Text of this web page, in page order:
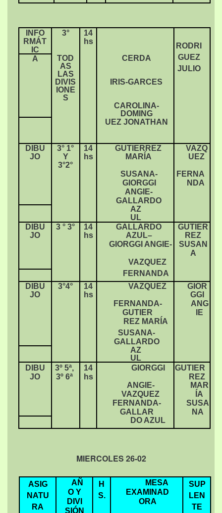
INFO
RMÁT
IC
3°
14
hs
RODRI
GUEZ
JULIO
A
TOD
AS
LAS
CERDA
DIVIS
IONE
S
IRIS-GARCES
CAROLINA-
DOMING
UEZ JONATHAN
DIBU
JO
3° 1°
Y
3°2°
14
hs
GUTIERREZ
MARÍA
VAZQ
UEZ
SUSANA-
GIORGGI
FERNA
NDA
ANGIE-
GALLARDO
AZ
UL
DIBU
JO
3 ° 3°
14
hs
GALLARDO
AZUL–
GUTIER
REZ
GIORGGI ANGIE-
SUSAN
A
VAZQUEZ
FERNANDA
DIBU
JO
3°4°
14
hs
VAZQUEZ
GIOR
GGI
FERNANDA-
GUTIER
ANG
IE
REZ MARÍA
SUSANA-
GALLARDO
AZ
UL
DIBU
JO
3º 5ª,
3º 6ª
14
hs
GIORGGI
GUTIER
REZ
ANGIE-
VAZQUEZ
MAR
ÍA
FERNANDA-
GALLAR
SUSA
NA
DO AZUL
MIERCOLES 26-02
ASIG
NATU
RA
AÑ
O Y
DIVI
SIÓN
H
S.
MESA
EXAMINAD
ORA
SUP
LEN
TE